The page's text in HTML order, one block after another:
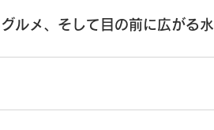
ルメ、そして目の前に広がる